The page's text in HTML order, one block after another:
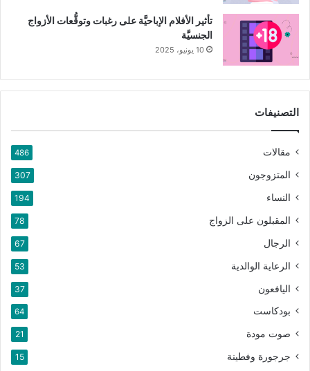
تأثير الأفلام الإباحيَّة على رغبات وتوقُّعات الأزواج
الجنسيَّة
10 يونيو، 2025
التصنيفات
مقالات 486
المتزوجون 307
النساء 194
المقبلون على الزواج 78
الرجال 67
الرعاية الوالدية 53
اليافعون 37
بودكاست 64
صوت مودة 21
جرجورة وفطينة 15